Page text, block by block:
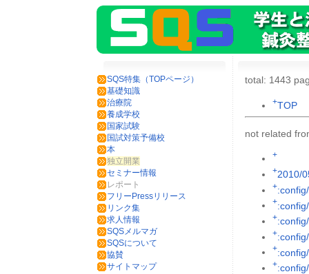
SQS特集（TOPページ）
基礎知識
治療院
養成学校
国家試験
国試対策予備校
本
独立開業
セミナー情報
レポート
フリーPressリリース
リンク集
求人情報
SQSメルマガ
SQSについて
協賛
サイトマップ
total: 1443
+TOP
not related
+
+2010/
+
+
+
+
+
+